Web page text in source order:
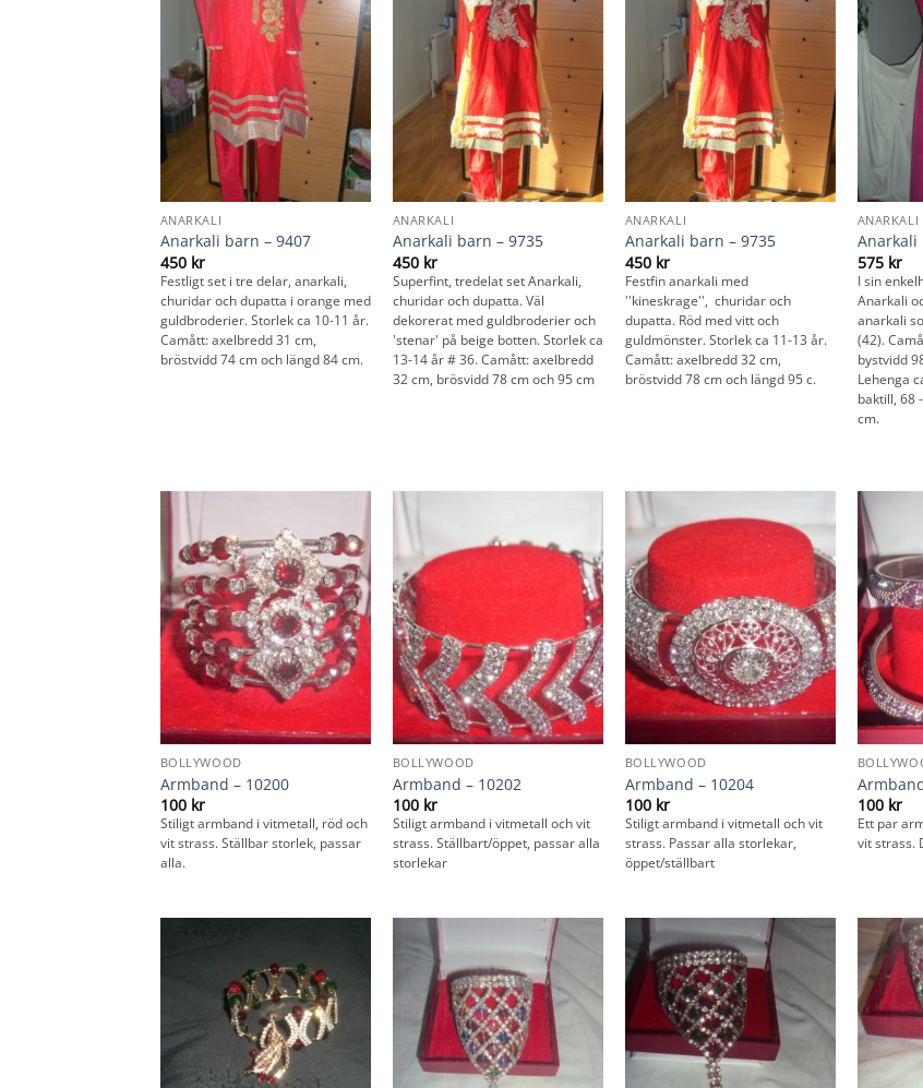
ANARKALI
Anarkali barn – 9407
450 kr
Festligt set i tre delar, anarkali,
churidar och dupatta i orange med
guldbroderier. Storlek ca 10-11 år.
Camått: axelbredd 31 cm,
bröstvidd 74 cm och längd 84 cm.
ANARKALI
Anarkali barn – 9735
450 kr
Superfint, tredelat set Anarkali,
churidar och dupatta. Väl
dekorerat med guldbroderier och
'stenar' på beige botten. Storlek ca
13-14 år # 36. Camått: axelbredd
32 cm, brösvidd 78 cm och 95 cm
ANARKALI
Anarkali barn – 9735
450 kr
Festfin anarkali med
''kineskrage'', churidar och
dupatta. Röd med vitt och
guldmönster. Storlek ca 11-13 år.
Camått: axelbredd 32 cm,
bröstvidd 78 cm och längd 95 c.
ANARKALI
Anarkali
575 kr
I sin
Anarkali
anarkali
(42).
bystvidd
Lehenga
baktill, 68
cm.
BOLLYWOOD
Armband – 10200
100 kr
Stiligt armband i vitmetall, röd och
vit strass. Ställbar storlek, passar
alla.
BOLLYWOOD
Armband – 10202
100 kr
Stiligt armband i vitmetall och vit
strass. Ställbart/öppet, passar alla
storlekar
BOLLYWOOD
Armband – 10204
100 kr
Stiligt armband i vitmetall och vit
strass. Passar alla storlekar,
öppet/ställbart
100 kr
Ett par
vit strass.